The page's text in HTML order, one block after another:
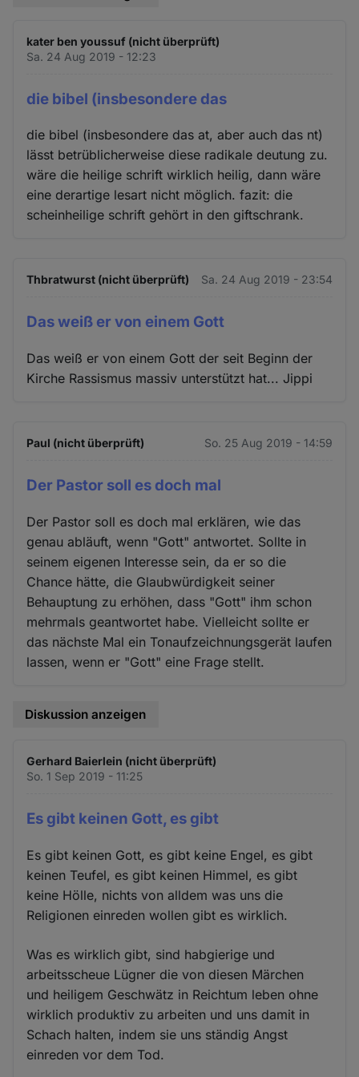
kater ben youssuf (nicht überprüft)
Sa. 24 Aug 2019 - 12:23
die bibel (insbesondere das
die bibel (insbesondere das at, aber auch das nt)
lässt betrüblicherweise diese radikale deutung zu.
wäre die heilige schrift wirklich heilig, dann wäre
eine derartige lesart nicht möglich. fazit: die
scheinheilige schrift gehört in den giftschrank.
Thbratwurst (nicht überprüft) Sa. 24 Aug 2019 - 23:54
Das weiß er von einem Gott
Das weiß er von einem Gott der seit Beginn der
Kirche Rassismus massiv unterstützt hat... Jippi
Paul (nicht überprüft) So. 25 Aug 2019 - 14:59
Der Pastor soll es doch mal
Der Pastor soll es doch mal erklären, wie das
genau abläuft, wenn "Gott" antwortet. Sollte in
seinem eigenen Interesse sein, da er so die
Chance hätte, die Glaubwürdigkeit seiner
Behauptung zu erhöhen, dass "Gott" ihm schon
mehrmals geantwortet habe. Vielleicht sollte er
das nächste Mal ein Tonaufzeichnungsgerät laufen
lassen, wenn er "Gott" eine Frage stellt.
Diskussion anzeigen
Gerhard Baierlein (nicht überprüft)
So. 1 Sep 2019 - 11:25
Es gibt keinen Gott, es gibt
Es gibt keinen Gott, es gibt keine Engel, es gibt
keinen Teufel, es gibt keinen Himmel, es gibt
keine Hölle, nichts von alldem was uns die
Religionen einreden wollen gibt es wirklich.
Was es wirklich gibt, sind habgierige und
arbeitsscheue Lügner die von diesen Märchen
und heiligem Geschwätz in Reichtum leben ohne
wirklich produktiv zu arbeiten und uns damit in
Schach halten, indem sie uns ständig Angst
einreden vor dem Tod.